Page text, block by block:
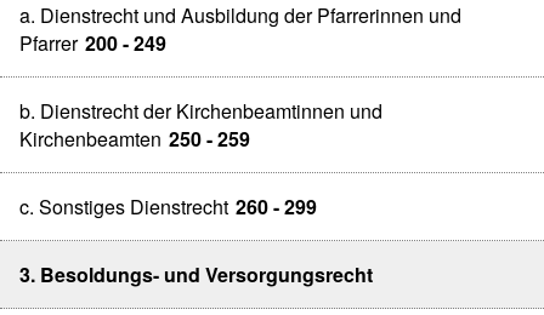
a. Dienstrecht und Ausbildung der Pfarrerinnen und
Pfarrer 200 - 249
b. Dienstrecht der Kirchenbeamtinnen und
Kirchenbeamten 250 - 259
c. Sonstiges Dienstrecht 260 - 299
3. Besoldungs- und Versorgungsrecht